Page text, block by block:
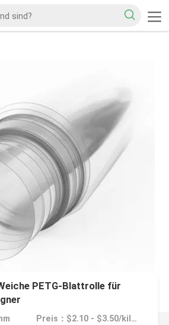
PETG-Blattrolle für
Preis：$2.10 - $3.50/kilograms